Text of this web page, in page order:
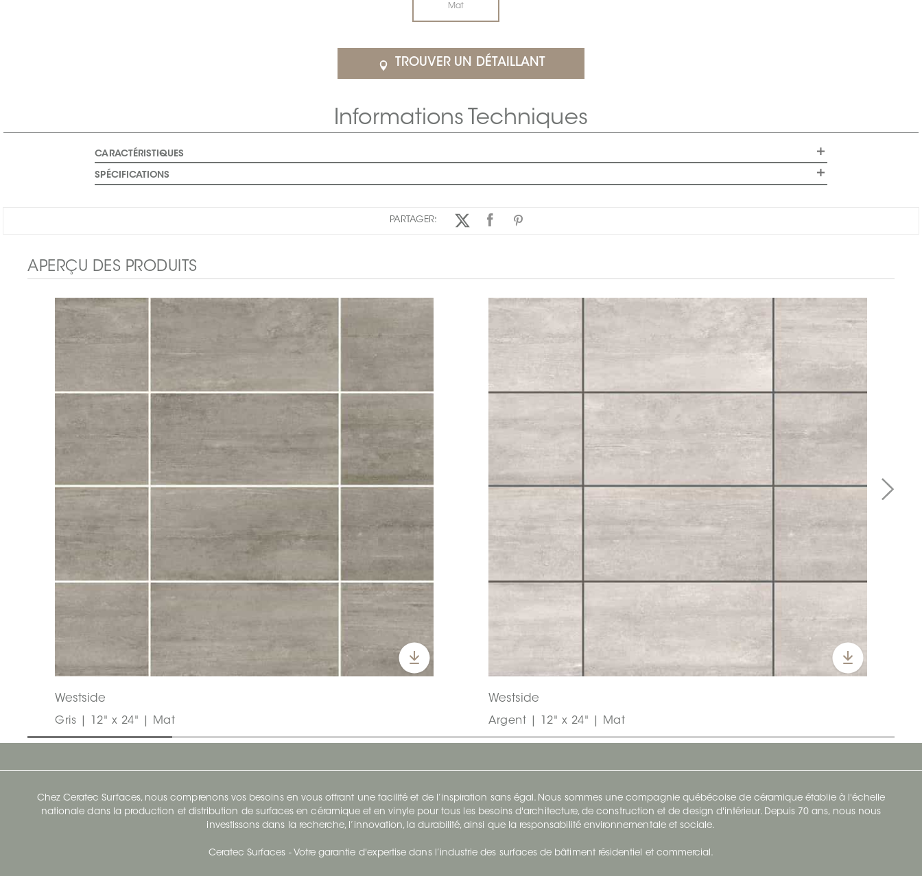
Mat
TROUVER UN DÉTAILLANT
Informations Techniques
CARACTÉRISTIQUES
SPÉCIFICATIONS
PARTAGER:
APERÇU DES PRODUITS
Westside
Gris | 12" x 24" | Mat
Westside
Argent | 12" x 24" | Mat
Chez Ceratec Surfaces, nous comprenons vos besoins en vous offrant une facilité et de l’inspiration sans égal. Nous sommes une compagnie québécoise de céramique établie à l'échelle
nationale dans la production et distribution de surfaces en céramique et en vinyle pour tous les besoins d'architecture, de construction et de design d'intérieur. Depuis 70 ans, nous nous
investissons dans la recherche, l’innovation, la durabilité, ainsi que la responsabilité environnementale et sociale.
Ceratec Surfaces - Votre garantie d'expertise dans l’industrie des surfaces de bâtiment résidentiel et commercial.